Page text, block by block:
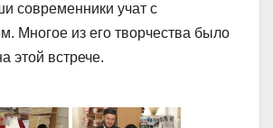
современники учат с
Многое из его творчества было
этой встрече.